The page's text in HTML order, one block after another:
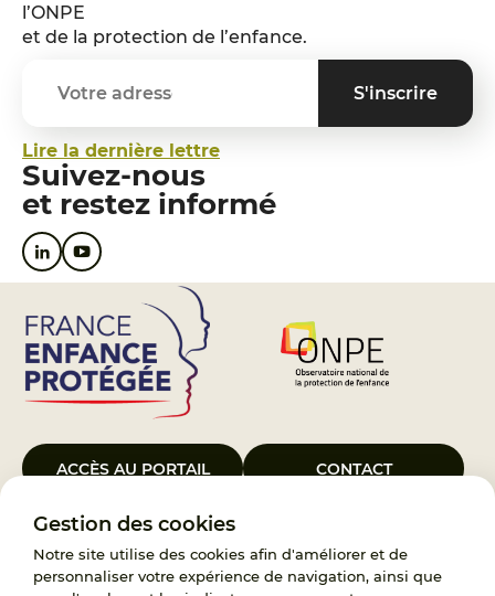
Gestion des cookies
Notre site utilise des cookies afin d'améliorer et de
personnaliser votre expérience de navigation, ainsi que
l’ONPE
et de la protection de l’enfance.
Lire la dernière lettre
Suivez-nous
et restez informé
ACCÈS AU PORTAIL CONTACT
Le Groupement d’Intérêt Public France Enfance Protégée, créé le 5
janvier 2023, a pour objet d’assurer les missions de service public du
119, d’accompagnement des adoptants et de traitement des
demandes d’accès aux origines personnelles. France Enfance